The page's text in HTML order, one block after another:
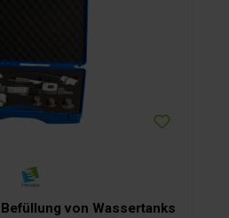
von Wassertanks